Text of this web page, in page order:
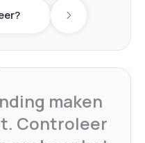
Next day
maken
Controleer